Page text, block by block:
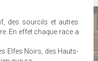
des sourcils et autres
En effet chaque race a
Elfes Noirs, des Hauts-